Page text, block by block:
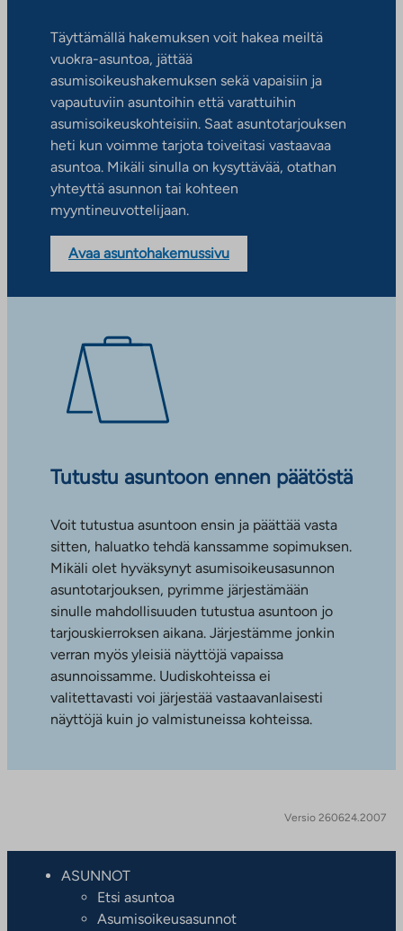
Täyttämällä hakemuksen voit hakea meiltä
vuokra-asuntoa, jättää
asumisoikeushakemuksen sekä vapaisiin ja
vapautuviin asuntoihin että varattuihin
asumisoikeuskohteisiin. Saat asuntotarjouksen
heti kun voimme tarjota toiveitasi vastaavaa
asuntoa. Mikäli sinulla on kysyttävää, otathan
yhteyttä asunnon tai kohteen
myyntineuvottelijaan.
Avaa asuntohakemussivu
Tutustu asuntoon ennen päätöstä
Voit tutustua asuntoon ensin ja päättää vasta
sitten, haluatko tehdä kanssamme sopimuksen.
Mikäli olet hyväksynyt asumisoikeusasunnon
asuntotarjouksen, pyrimme järjestämään
sinulle mahdollisuuden tutustua asuntoon jo
tarjouskierroksen aikana. Järjestämme jonkin
verran myös yleisiä näyttöjä vapaissa
asunnoissamme. Uudiskohteissa ei
valitettavasti voi järjestää vastaavanlaisesti
näyttöjä kuin jo valmistuneissa kohteissa.
Versio 260624.2007
ASUNNOT
Etsi asuntoa
Asumisoikeusasunnot